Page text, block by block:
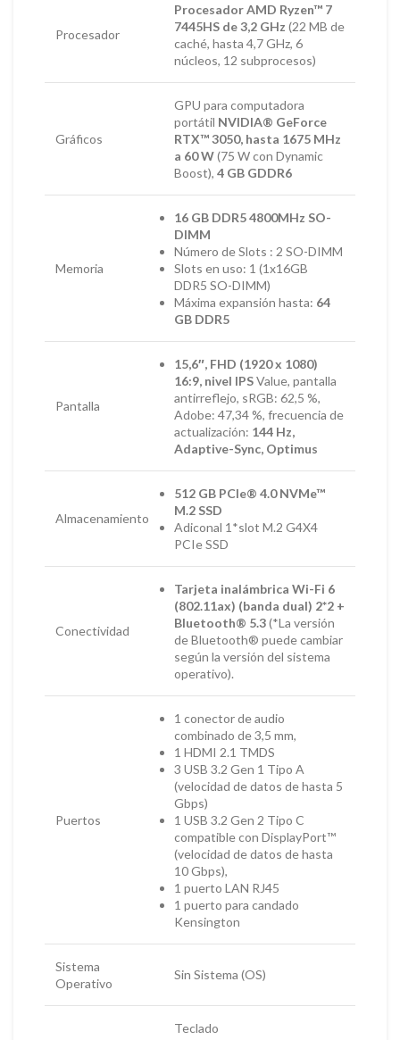
Procesador
Procesador AMD Ryzen™ 7
7445HS de 3,2 GHz (22 MB de
caché, hasta 4,7 GHz, 6
núcleos, 12 subprocesos)
Gráficos
GPU para computadora
portátil NVIDIA® GeForce
RTX™ 3050, hasta 1675 MHz
a 60 W(75 W con Dynamic
Boost), 4 GB GDDR6
Memoria
16 GB DDR5 4800MHz SO-
DIMM
Número de Slots : 2 SO-DIMM
Slots en uso: 1 (1x16GB
DDR5 SO-DIMM)
Máxima expansión hasta: 64
GB DDR5
Pantalla
15,6″, FHD (1920 x 1080)
16:9, nivel IPSValue, pantalla
antirreflejo, sRGB: 62,5 %,
Adobe: 47,34 %, frecuencia de
actualización: 144 Hz,
Adaptive-Sync, Optimus
Almacenamiento
512 GB PCIe® 4.0 NVMe™
M.2 SSD
Adiconal 1*slot M.2 G4X4
PCIe SSD
Conectividad
Tarjeta inalámbrica Wi-Fi 6
(802.11ax) (banda dual) 2*2 +
Bluetooth® 5.3(*La versión
de Bluetooth® puede cambiar
según la versión del sistema
operativo).
Puertos
1 conector de audio
combinado de 3,5 mm,
1 HDMI 2.1 TMDS
3 USB 3.2 Gen 1 Tipo A
(velocidad de datos de hasta 5
Gbps)
1 USB 3.2 Gen 2 Tipo C
compatible con DisplayPort™
(velocidad de datos de hasta
10 Gbps),
1 puerto LAN RJ45
1 puerto para candado
Kensington
Sistema
Operativo
Sin Sistema (OS)
Teclado